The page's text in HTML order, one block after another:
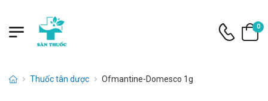
0
Thuốc tân dược Ofmantine-Domesco 1g